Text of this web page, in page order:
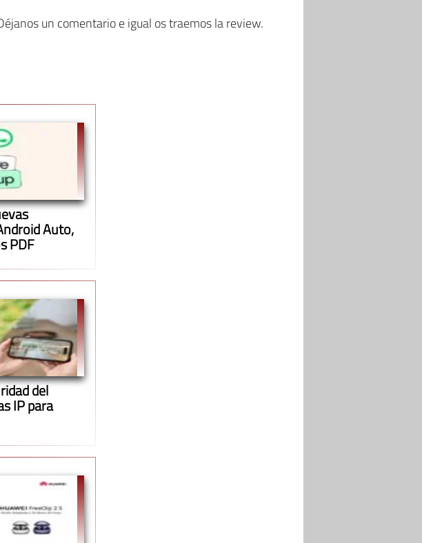
un comentario e igual os traemos la review.
Auto,
PDF
del
IP para